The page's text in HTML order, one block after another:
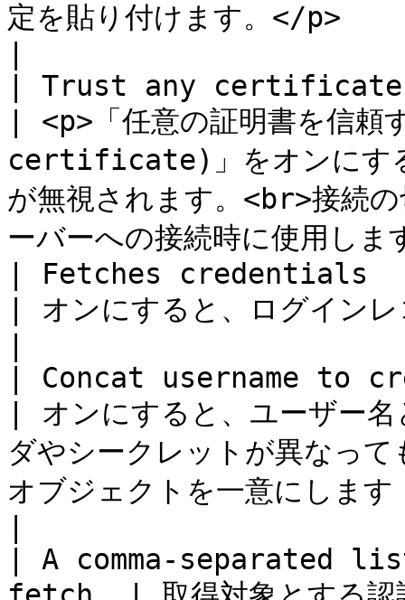
定を貼り付けます。</p>
| Trust any certificate
| <p>「任意の証明書を信
certificate)」をオンにする
が無視されます。<br>接続
ーバーへの接続時に使用し
| Fetches credentials
| オンにすると、ログイン
| Concat username to
| オンにすると、ユーザー
ダやシークレットが異なっ
オブジェクトを一意にします
| A comma-separated